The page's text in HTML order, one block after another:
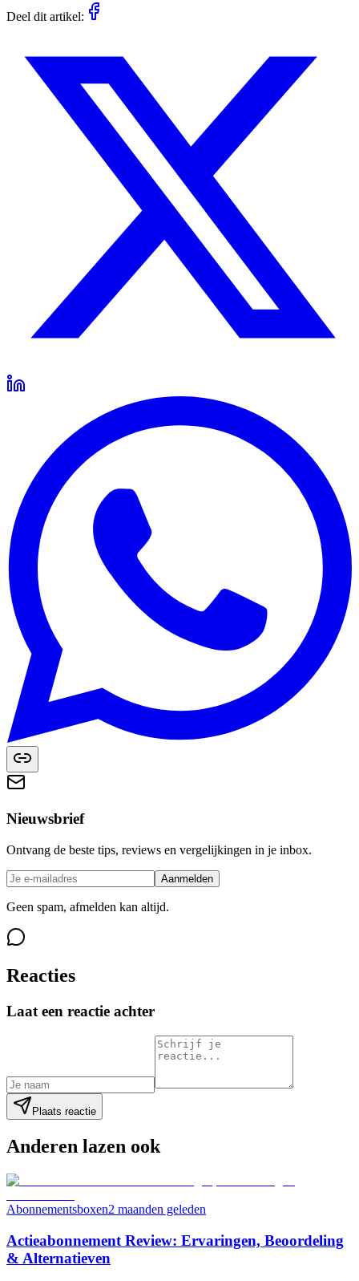
Deel dit artikel:
Nieuwsbrief
Ontvang de beste tips, reviews en vergelijkingen in je inbox.
Aanmelden
Geen spam, afmelden kan altijd.
Reacties
Laat een reactie achter
Plaats reactie
Anderen lazen ook
Abonnementsboxen2 maanden geleden
Actieabonnement Review: Ervaringen, Beoordeling
& Alternatieven